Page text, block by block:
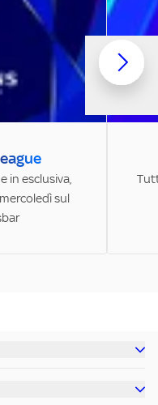
in esclusiva,
sul